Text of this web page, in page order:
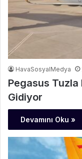
HavaSosyalMedya
Pegasus Tuzla
Gidiyor
Devamını Oku »